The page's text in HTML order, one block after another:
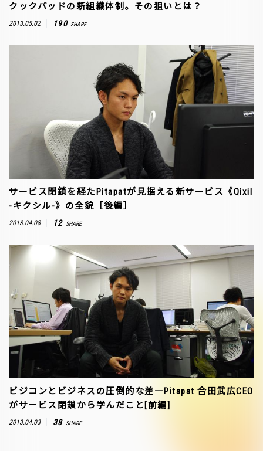
クックパッドの新組織体制。その狙いとは？
2013.05.02 190 SHARE
サービス閉鎖を経たPitapatが見据える新サービス《Qixil
-キクシル-》の全貌［後編］
2013.04.08 12 SHARE
ビジコンとビジネスの圧倒的な差―Pitapat 合田武広CEO
がサービス閉鎖から学んだこと[前編]
2013.04.03 38 SHARE